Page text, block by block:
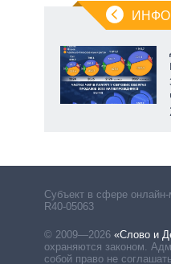
Субъект в сфере
R40-05063
© 2009—2026 «Слово и
охраняются законом.
собой право не